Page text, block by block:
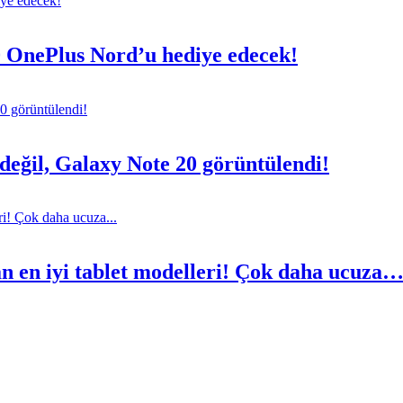
Nord’u hediye edecek!
Galaxy Note 20 görüntülendi!
en iyi tablet modelleri! Çok daha ucuza…